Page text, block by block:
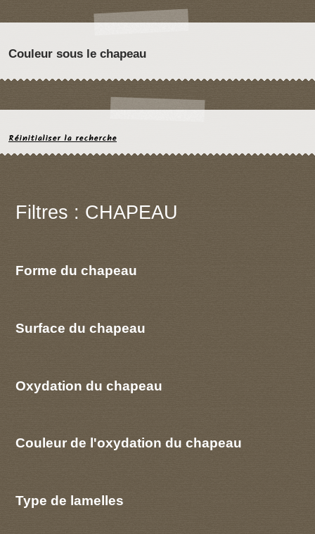
Couleur sous le chapeau
Réinitialiser la recherche
Filtres : CHAPEAU
Forme du chapeau
Surface du chapeau
Oxydation du chapeau
Couleur de l'oxydation du chapeau
Type de lamelles